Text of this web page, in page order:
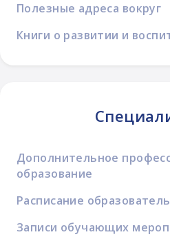
Полезные адреса вокруг
Книги о развитии и
Дополнительное
образование
Расписание
Записи обучающих